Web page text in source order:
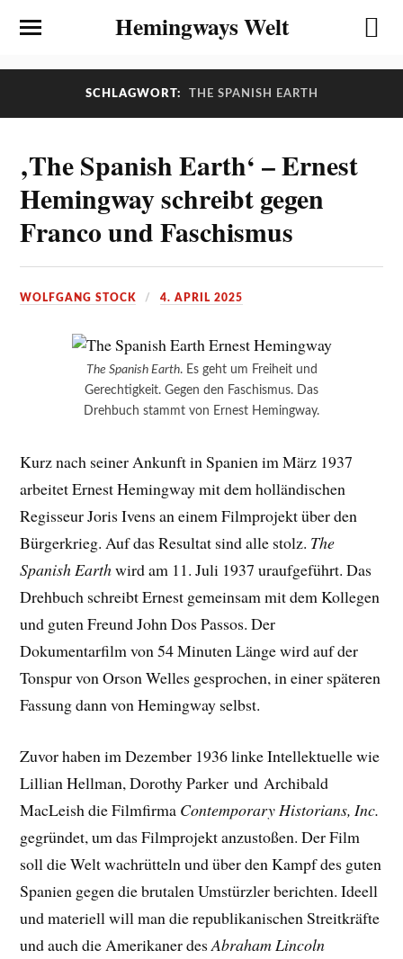
Hemingways Welt
SCHLAGWORT: THE SPANISH EARTH
‚The Spanish Earth‘ – Ernest
Hemingway schreibt gegen
Franco und Faschismus
WOLFGANG STOCK 4. APRIL 2025
The Spanish Earth. Es geht um Freiheit und
Gerechtigkeit. Gegen den Faschismus. Das
Drehbuch stammt von Ernest Hemingway.
Kurz nach seiner Ankunft in Spanien im März 1937
arbeitet Ernest Hemingway mit dem holländischen
Regisseur Joris Ivens an einem Filmprojekt über den
Bürgerkrieg. Auf das Resultat sind alle stolz. The
Spanish Earthwird am 11. Juli 1937 uraufgeführt. Das
Drehbuch schreibt Ernest gemeinsam mit dem Kollegen
und guten Freund John Dos Passos. Der
Dokumentarfilm von 54 Minuten Länge wird auf der
Tonspur von Orson Welles gesprochen, in einer späteren
Fassung dann von Hemingway selbst.
Zuvor haben im Dezember 1936 linke Intellektuelle wie
Lillian Hellman, Dorothy Parker und Archibald
MacLeish die Filmfirma Contemporary Historians, Inc.
gegründet, um das Filmprojekt anzustoßen. Der Film
soll die Welt wachrütteln und über den Kampf des guten
Spanien gegen die brutalen Umstürzler berichten. Ideell
und materiell will man die republikanischen Streitkräfte
und auch die Amerikaner desAbraham Lincoln